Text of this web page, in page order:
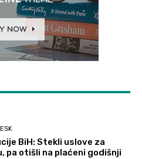
BiH: Stekli uslove za
pa otišli na plaćeni godišnji